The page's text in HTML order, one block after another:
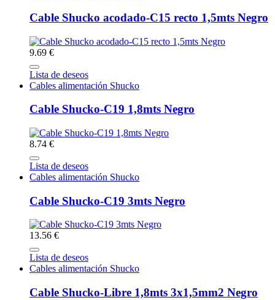
Cable Shucko acodado-C15 recto 1,5mts Negro
9.69 €
Lista de deseos
Cables alimentación Shucko
Cable Shucko-C19 1,8mts Negro
8.74 €
Lista de deseos
Cables alimentación Shucko
Cable Shucko-C19 3mts Negro
13.56 €
Lista de deseos
Cables alimentación Shucko
Cable Shucko-Libre 1,8mts 3x1,5mm2 Negro